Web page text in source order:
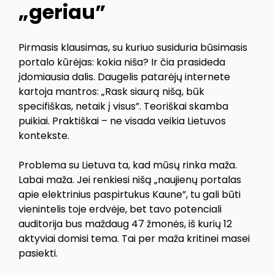
„geriau”
Pirmasis klausimas, su kuriuo susiduria būsimasis
portalo kūrėjas: kokia niša? Ir čia prasideda
įdomiausia dalis. Daugelis patarėjų internete
kartoja mantros: „Rask siaurą nišą, būk
specifiškas, netaik į visus”. Teoriškai skamba
puikiai. Praktiškai – ne visada veikia Lietuvos
kontekste.
Problema su Lietuva ta, kad mūsų rinka maža.
Labai maža. Jei renkiesi nišą „naujienų portalas
apie elektrinius paspirtukus Kaune”, tu gali būti
vienintelis toje erdvėje, bet tavo potenciali
auditorija bus maždaug 47 žmonės, iš kurių 12
aktyviai domisi tema. Tai per maža kritinei masei
pasiekti.